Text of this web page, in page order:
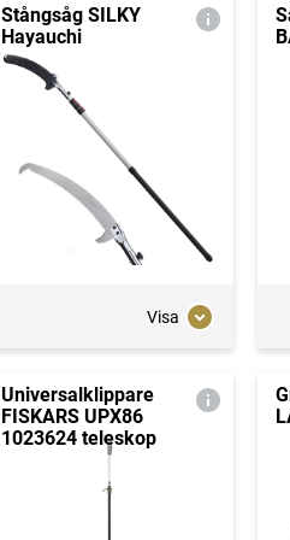
Stångsåg SILKY
Hayauchi
Visa
Universalklippare
FISKARS UPX86
1023624 teleskop